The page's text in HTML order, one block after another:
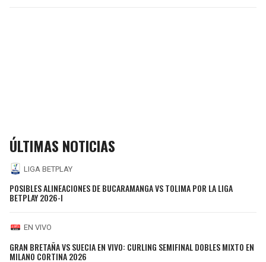
ÚLTIMAS NOTICIAS
LIGA BETPLAY
POSIBLES ALINEACIONES DE BUCARAMANGA VS TOLIMA POR LA LIGA
BETPLAY 2026-I
EN VIVO
GRAN BRETAÑA VS SUECIA EN VIVO: CURLING SEMIFINAL DOBLES MIXTO EN
MILANO CORTINA 2026